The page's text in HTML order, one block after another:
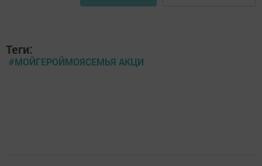
Теги:
#МОЙГЕРОЙМОЯСЕМЬЯ АКЦИ